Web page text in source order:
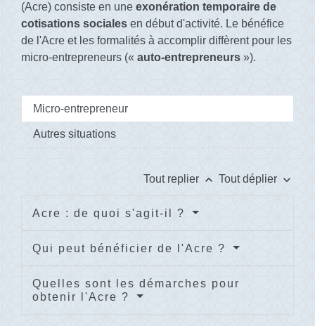
(Acre) consiste en une exonération temporaire de
cotisations sociales en début d'activité. Le bénéfice
de l'Acre et les formalités à accomplir diffèrent pour les
micro-entrepreneurs (« auto-entrepreneurs »).
Micro-entrepreneur
Autres situations
Tout replier keyboard_arrow_up Tout déplier keyboard_arrow_down
Acre : de quoi s'agit-il ?
Qui peut bénéficier de l'Acre ?
Quelles sont les démarches pour
obtenir l'Acre ?